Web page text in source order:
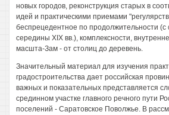
новых городов, реконструкция старых в
идей и практическими приемами
беспрецедентное по продолжительности
середины XIX вв.), комплексности,
масшта-Зам - от столиц до деревень.
Значительный материал для изучения
градостроительства дает российская
важных и показательных представляется
срединном участке главного речного пути
поселений - Саратовское Поволжье. В